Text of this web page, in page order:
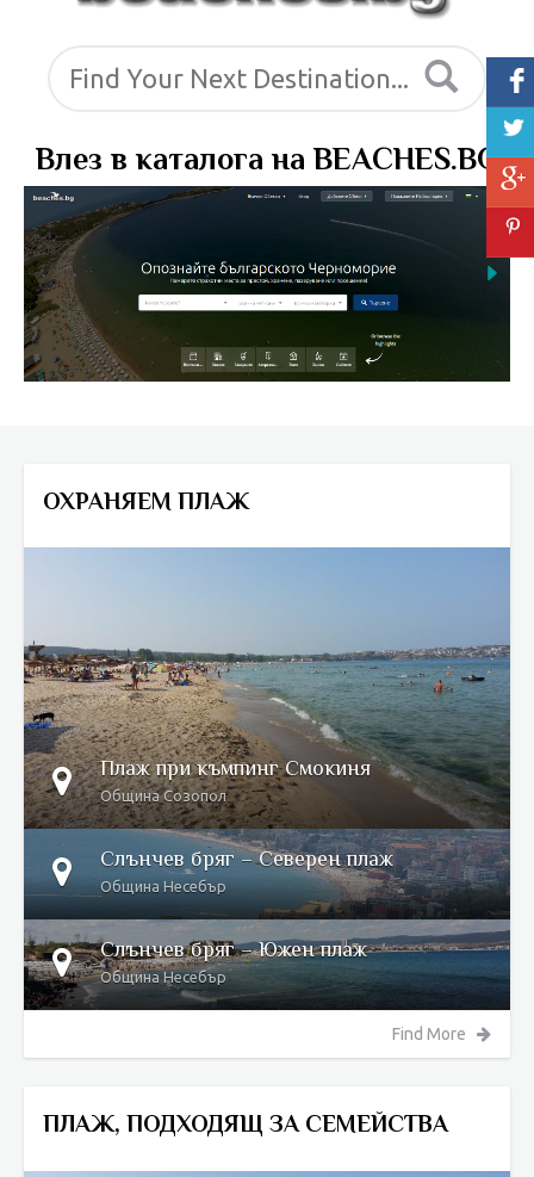
Влез в каталога на BEACHES.BG
ОХРАНЯЕМ ПЛАЖ
DETAILS
Плаж при къмпинг Смокиня
Община Созопол
Слънчев бряг – Северен плаж
Община Несебър
Слънчев бряг – Южен плаж
Община Несебър
Find More
ПЛАЖ, ПОДХОДЯЩ ЗА СЕМЕЙСТВА